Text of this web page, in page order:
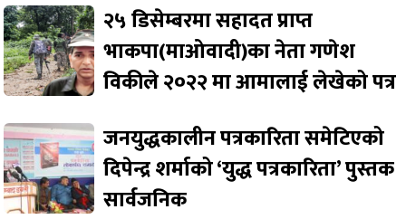
२५ डिसेम्बरमा सहादत प्राप्त
भाकपा(माओवादी)का नेता गणेश
विकीले २०२२ मा आमालाई लेखेको पत्र
जनयुद्धकालीन पत्रकारिता समेटिएको
दिपेन्द्र शर्माको ‘युद्ध पत्रकारिता’ पुस्तक
सार्वजनिक